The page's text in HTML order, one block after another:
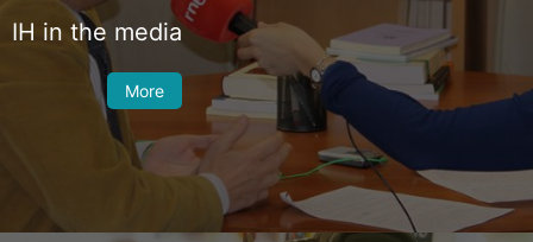
IH in the media
More